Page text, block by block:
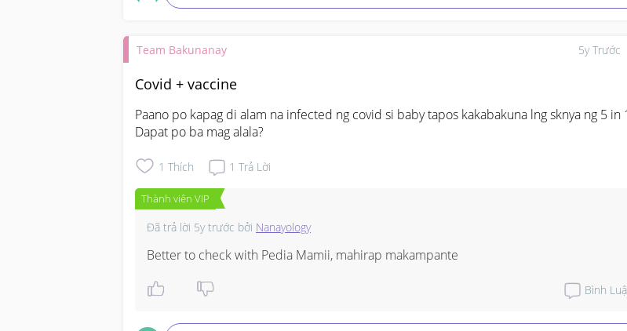
Team Bakunanay 5y Trước
Covid + vaccine
Paano po kapag di alam na infected ng covid si baby tapos kakabakuna lng sknya ng 5 in
Dapat po ba mag alala?
1 Thích 1 Trả Lời
Thành viên VIP
Đã trả lời 5y trước bởi Nanayology
Better to check with Pedia Mamii, mahirap makampante
Bình